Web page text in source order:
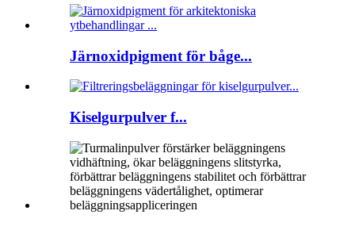
Järnoxidpigment för båge...
Kiselgurpulver f...